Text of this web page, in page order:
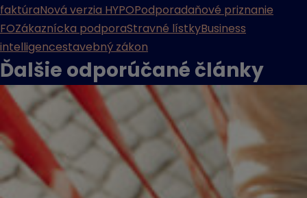
faktúraNová verzia HYPOPodporadaňové priznanie
FOZákaznícka podporaStravné lístkyBusiness
intelligencestavebný zákon
Ďalšie odporúčané články